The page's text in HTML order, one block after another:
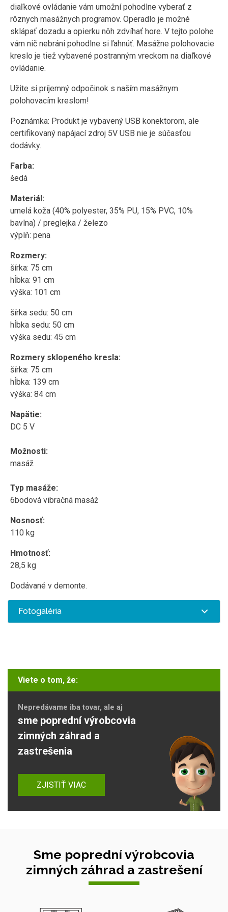
diaľkové ovládanie vám umožní pohodlne vyberať z
rôznych masážnych programov. Operadlo je možné
sklápať dozadu a opierku nôh zdvíhať hore. V tejto polohe
vám nič nebráni pohodlne si ľahnúť. Masážne polohovacie
kreslo je tiež vybavené postranným vreckom na diaľkové
ovládanie.
Užite si príjemný odpočinok s naším masážnym
polohovacím kreslom!
Poznámka: Produkt je vybavený USB konektorom, ale
certifikovaný napájací zdroj 5V USB nie je súčasťou
dodávky.
Farba:
šedá
Materiál:
umelá koža (40% polyester, 35% PU, 15% PVC, 10%
bavlna) / preglejka / železo
výplň: pena
Rozmery:
šírka: 75 cm
hĺbka: 91 cm
výška: 101 cm
šírka sedu: 50 cm
hĺbka sedu: 50 cm
výška sedu: 45 cm
Rozmery sklopeného kresla:
šírka: 75 cm
hĺbka: 139 cm
výška: 84 cm
Napätie:
DC 5 V
Možnosti:
masáž
Typ masáže:
6bodová vibračná masáž
Nosnosť:
110 kg
Hmotnosť:
28,5 kg
Dodávané v demonte.
Fotogaléria
Viete o tom, že:
Nepredávame iba tovar, ale aj
sme poprední výrobcovia
zimných záhrad a
zastrešenia
ZJISTIŤ VIAC
Sme poprední výrobcovia
zimných záhrad a zastrešení